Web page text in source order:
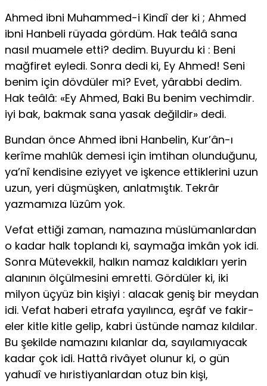
Ahmed ibni Muhammed-i Kindî der ki ; Ahmed
ibni Hanbeli rüyada gördüm. Hak teâlâ sana
nasıl muamele etti? dedim. Buyurdu ki : Beni
mağfiret eyledi. Sonra dedi ki, Ey Ahmed! Seni
benim için dövdüler mi? Evet, yârabbi dedim.
Hak teâlâ: «Ey Ahmed, Baki Bu benim vechimdir.
iyi bak, bakmak sana yasak değildir» dedi.
Bundan önce Ahmed ibni Hanbelin, Kur’ân-ı
kerîme mahlûk demesi için imtihan olunduğunu,
ya’nî kendisine eziyyet ve işkence ettiklerini uzun
uzun, yeri düşmüşken, anlatmıştık. Tekrâr
yazmamıza lüzûm yok.
Vefat ettiği zaman, namazına müslümanlardan
o kadar halk toplandı ki, saymağa imkân yok idi.
Sonra Mütevekkil, halkın namaz kaldıkları ye­rin
alanının ölçülmesini emretti. Gördüler ki, iki
milyon üçyüz bin kişiyi : alacak geniş bir meydan
idi. Vefat haberi etrafa yayılınca, eşrâf ve fakir­
eler kitle kitle gelip, kabri üstünde namaz kıldılar.
Bu şekilde namazını kı­lanlar da, sayılamıyacak
kadar çok idi. Hattâ rivâyet olunur ki, o gün
yahudî ve hıristiyanlardan otuz bin kişi,